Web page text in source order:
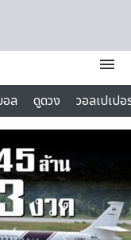
menu
ล ดูดวง
วอลเปเป